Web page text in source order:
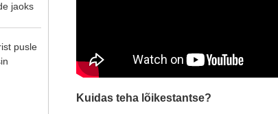
jaoks
pusle
Kuidas teha lõikestantse?